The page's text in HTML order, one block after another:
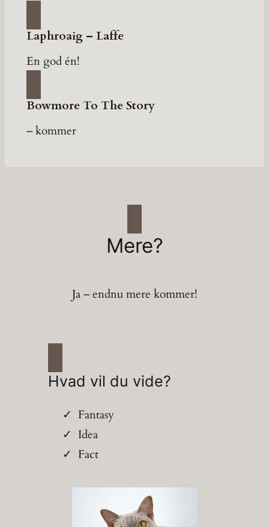
Laphroaig – Laffe
En god én!
Bowmore To The Story
– kommer
Mere?
Ja – endnu mere kommer!
Hvad vil du vide?
Fantasy
Idea
Fact